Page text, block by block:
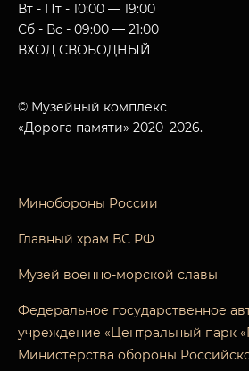
Вт - Пт - 10:00 — 19:00
Сб - Вс - 09:00 — 21:00
ВХОД СВОБОДНЫЙ
© Музейный комплекс
«Дорога памяти» 2020–2026.
Минобороны России
Главный храм ВС РФ
Музей военно-морской славы
Федеральное государственное
учреждение «Центральный парк
Министерства обороны